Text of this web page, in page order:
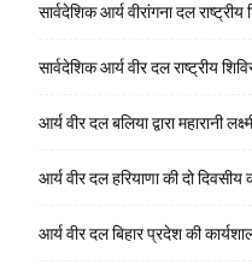
सार्वदेशिक आर्य वीरांगना दल
सार्वदेशिक आर्य वीर दल राष्ट्रीय
आर्य वीर दल बलिया द्वारा महारानी
आर्य वीर दल हरियाणा की दो दिवसीय
आर्य वीर दल बिहार प्रदेश की